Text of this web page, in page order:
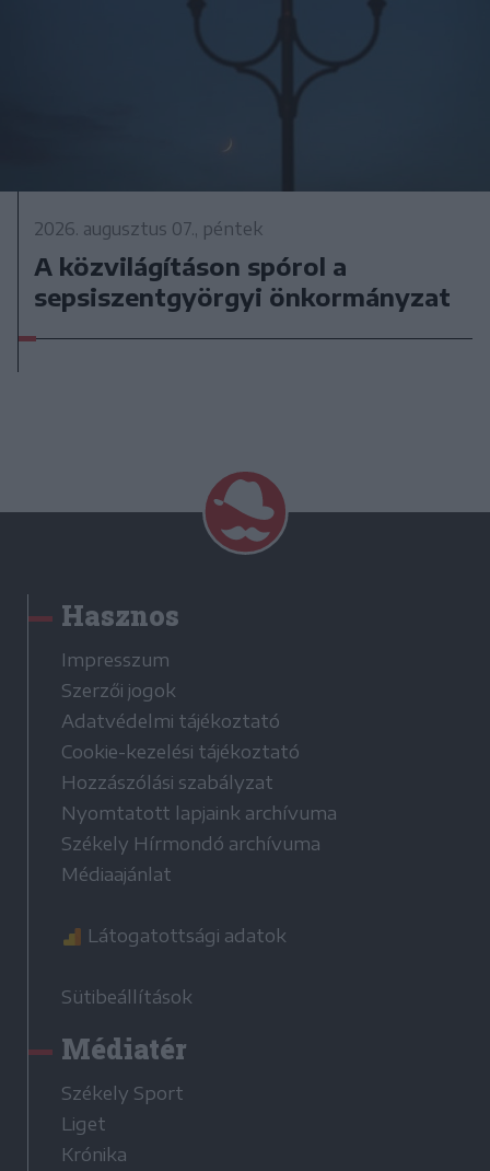
2026. augusztus 07., péntek
A közvilágításon spórol a
sepsiszentgyörgyi önkormányzat
Hasznos
Impresszum
Szerzői jogok
Adatvédelmi tájékoztató
Cookie-kezelési tájékoztató
Hozzászólási szabályzat
Nyomtatott lapjaink archívuma
Székely Hírmondó archívuma
Médiaajánlat
Látogatottsági adatok
Sütibeállítások
Médiatér
Székely Sport
Liget
Krónika